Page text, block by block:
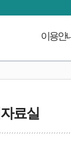
이용안
도서관서비
료실